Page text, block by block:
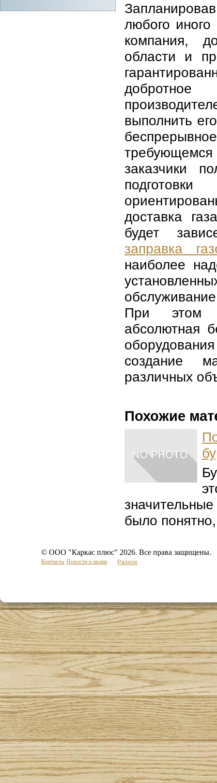
любого иного
компания,
области и
выполнить
заказчики
доставка
будет
заправка
наиболее
При этом
абсолютная
создание
различных
Похожие
было
© ООО "Каркас плюс" 2026. Все права защищены.
Контакты Новости и акции Разное